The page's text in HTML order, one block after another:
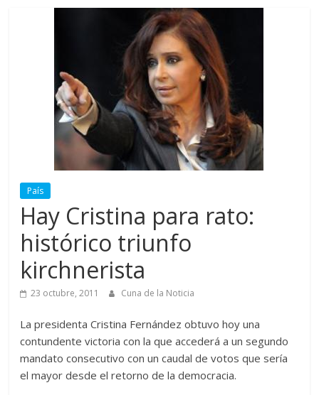
País
Hay Cristina para rato:
histórico triunfo
kirchnerista
23 octubre, 2011 Cuna de la Noticia
La presidenta Cristina Fernández obtuvo hoy una
contundente victoria con la que accederá a un segundo
mandato consecutivo con un caudal de votos que sería
el mayor desde el retorno de la democracia.